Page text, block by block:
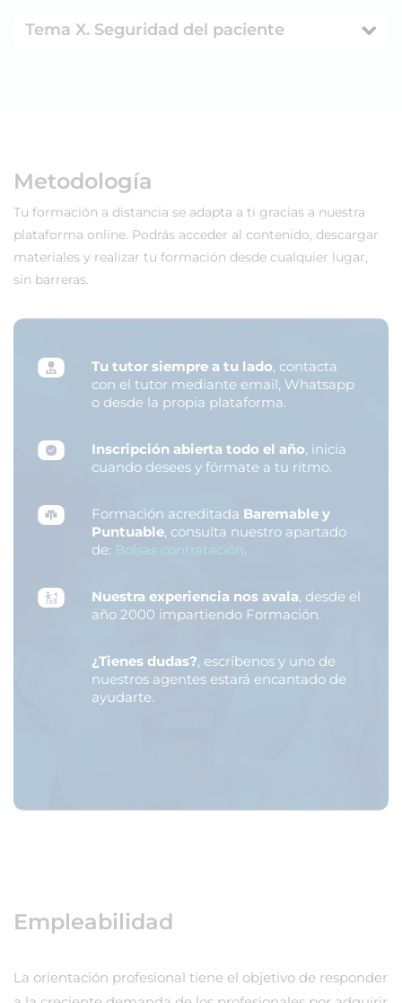
Tema X. Seguridad del paciente
Metodología
Tu formación a distancia se adapta a ti gracias a nuestra
plataforma online. Podrás acceder al contenido, descargar
materiales y realizar tu formación desde cualquier lugar,
sin barreras.
Tu tutor siempre a tu lado, contacta
con el tutor mediante email, Whatsapp
o desde la propia plataforma.
Inscripción abierta todo el año, inicia
cuando desees y fórmate a tu ritmo.
Formación acreditada Baremable y
Puntuable, consulta nuestro apartado
de: Bolsas contratación.
Nuestra experiencia nos avala, desde el
año 2000 impartiendo Formación.
¿Tienes dudas?, escríbenos y uno de
nuestros agentes estará encantado de
ayudarte.
Empleabilidad
La orientación profesional tiene el objetivo de responder